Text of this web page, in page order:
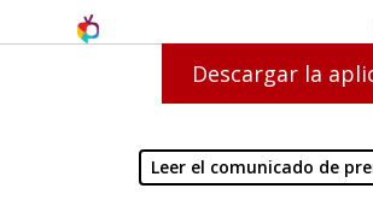
Descargar la
Leer el comunicado de